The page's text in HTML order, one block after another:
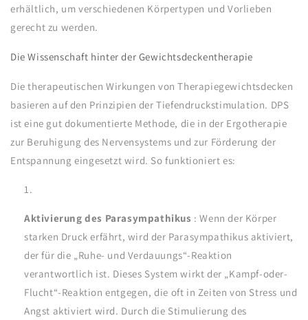
erhältlich, um verschiedenen Körpertypen und Vorlieben
gerecht zu werden.
Die Wissenschaft hinter der Gewichtsdeckentherapie
Die therapeutischen Wirkungen von Therapiegewichtsdecken
basieren auf den Prinzipien der Tiefendruckstimulation. DPS
ist eine gut dokumentierte Methode, die in der Ergotherapie
zur Beruhigung des Nervensystems und zur Förderung der
Entspannung eingesetzt wird. So funktioniert es:
Aktivierung des Parasympathikus : Wenn der Körper
starken Druck erfährt, wird der Parasympathikus aktiviert,
der für die „Ruhe- und Verdauungs“-Reaktion
verantwortlich ist. Dieses System wirkt der „Kampf-oder-
Flucht“-Reaktion entgegen, die oft in Zeiten von Stress und
Angst aktiviert wird. Durch die Stimulierung des